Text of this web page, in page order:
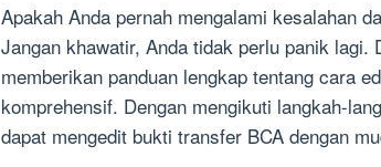
Apakah Anda pernah mengalami kesalahan
Jangan khawatir, Anda tidak perlu panik
memberikan panduan lengkap tentang cara
komprehensif. Dengan mengikuti langkah-
dapat mengedit bukti transfer BCA dengan